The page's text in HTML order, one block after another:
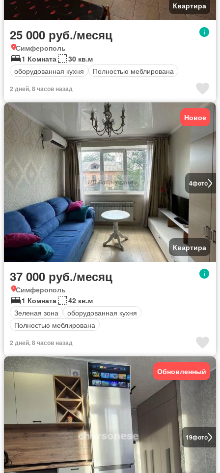
Квартира
25 000 руб./месяц
Симферополь
1 Комната
30 кв.м
оборудованная кухня
Полностью меблирована
2 дней, 8 часов назад
4фото
Новое
Квартира
37 000 руб./месяц
Симферополь
1 Комната
42 кв.м
Зеленая зона
оборудованная кухня
Полностью меблирована
2 дней, 8 часов назад
19фото
Обновленный